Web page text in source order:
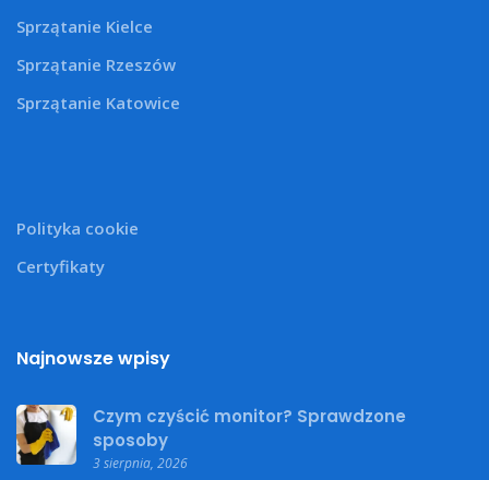
Sprzątanie Kielce
Sprzątanie Rzeszów
Sprzątanie Katowice
Polityka cookie
Certyfikaty
Najnowsze wpisy
Czym czyścić monitor? Sprawdzone
sposoby
3 sierpnia, 2026